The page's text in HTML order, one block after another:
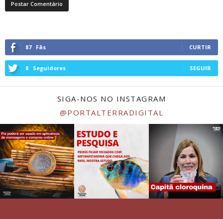
87 Fãs CURTIR
8 Seguidores SEGUIR
SIGA-NOS NO INSTAGRAM
@PORTALTERRADIGITAL